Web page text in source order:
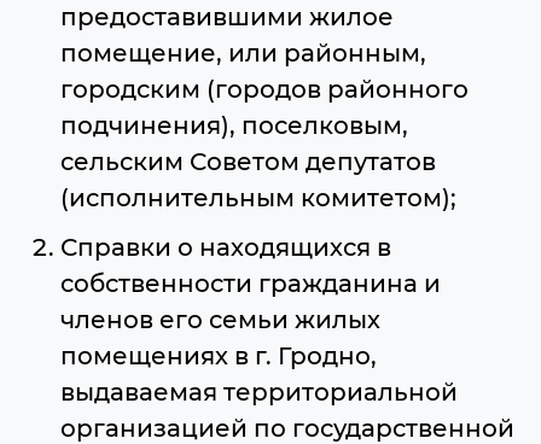
предоставившими жилое
помещение, или районным,
городским (городов районного
подчинения), поселковым,
сельским Советом депутатов
(исполнительным комитетом);
Справки о находящихся в
собственности гражданина и
членов его семьи жилых
помещениях в г. Гродно,
выдаваемая территориальной
организацией по государственной